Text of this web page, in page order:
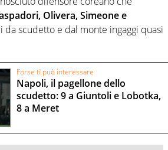
Olivera, Simeone e
da scudetto e dal monte ingaggi quasi
Forse ti può interessare
Napoli, il pagellone dello
scudetto: 9 a Giuntoli e Lobotka,
8 a Meret